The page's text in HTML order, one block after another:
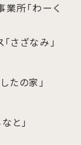
所「わーく
さざなみ」
たの家」
と」